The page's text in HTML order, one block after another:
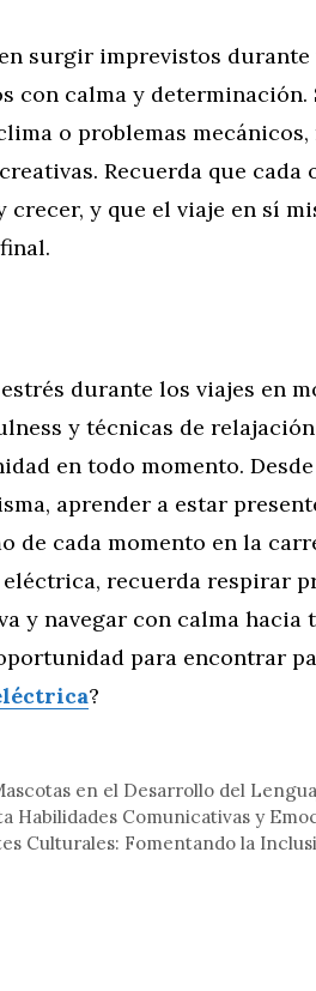
surgir imprevistos
con calma y determinación.
o problemas
Recuerda que cada
y que el viaje en sí
durante los viajes en
y técnicas de
en todo momento.
aprender a estar
cada momento en la
recuerda respirar
y navegar con calma hacia
para encontrar
?
en el Desarrollo del
Habilidades Comunicativas y
Culturales: Fomentando la